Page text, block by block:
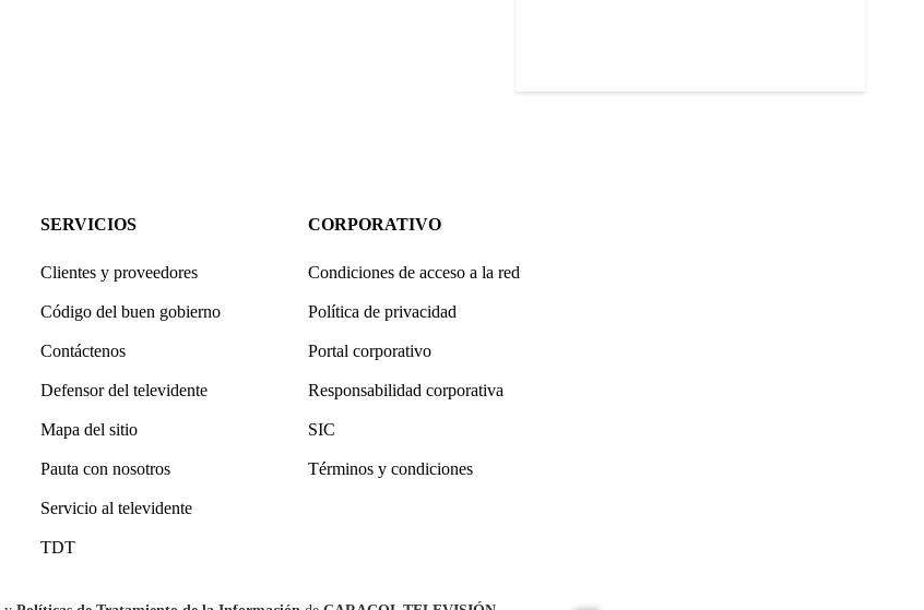
SERVICIOS
Clientes y proveedores
Código del buen gobierno
Contáctenos
Defensor del televidente
Mapa del sitio
Pauta con nosotros
Servicio al televidente
TDT
CORPORATIVO
Condiciones de acceso a la red
Política de privacidad
Portal corporativo
Responsabilidad corporativa
SIC
Términos y condiciones